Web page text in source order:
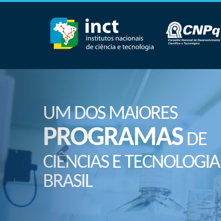
UM DOS MAIORES
PROGRAMASDE
CIÊNCIAS E
BRASIL